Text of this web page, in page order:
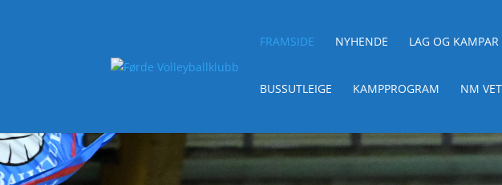
FRAMSIDE NYHENDE LAG OG KAMPAR
BUSSUTLEIGE KAMPPROGRAM NM